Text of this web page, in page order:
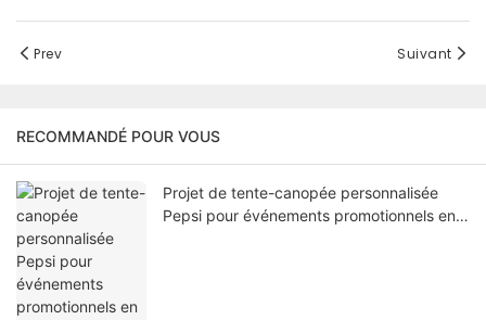
Prev Suivant
RECOMMANDÉ POUR VOUS
Projet de tente-canopée personnalisée
Pepsi pour événements promotionnels en